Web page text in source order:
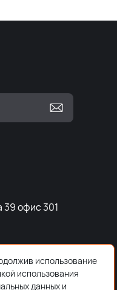
39 офис 301
использование
использования
данных и